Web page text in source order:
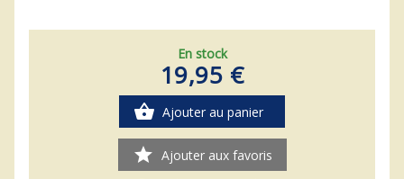
En stock
19,95 €
shopping_basket Ajouter au panier
star Ajouter aux favoris